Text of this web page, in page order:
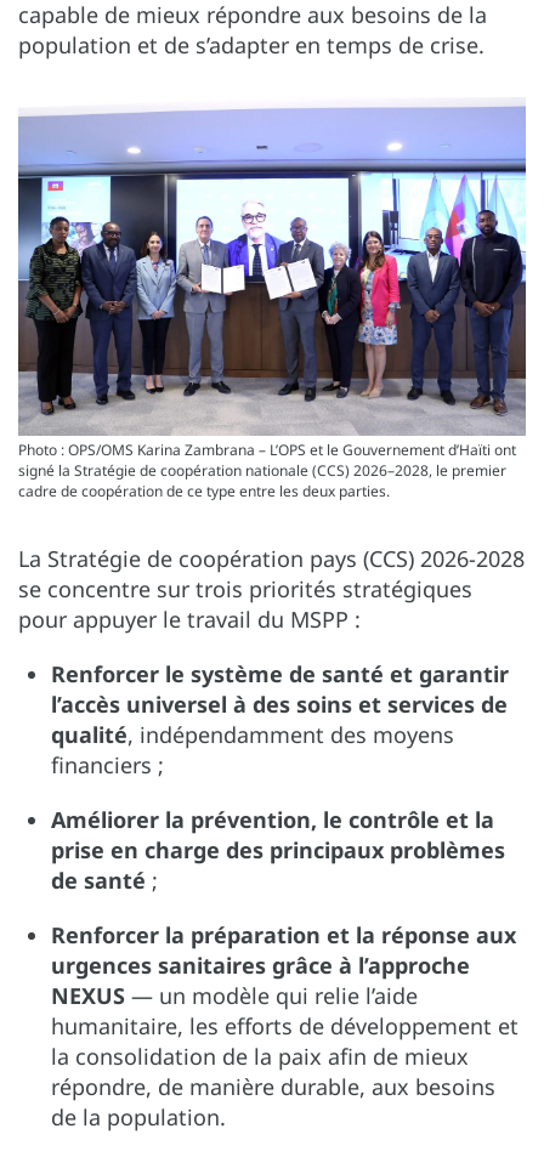
capable de mieux répondre aux besoins de la
population et de s’adapter en temps de crise.
Photo : OPS/OMS Karina Zambrana – L’OPS et le Gouvernement d’Haïti ont
signé la Stratégie de coopération nationale (CCS) 2026–2028, le premier
cadre de coopération de ce type entre les deux parties.
La Stratégie de coopération pays (CCS) 2026-2028
se concentre sur trois priorités stratégiques
pour appuyer le travail du MSPP :
Renforcer le système de santé et garantir
l’accès universel à des soins et services de
qualité, indépendamment des moyens
financiers ;
Améliorer la prévention, le contrôle et la
prise en charge des principaux problèmes
de santé ;
Renforcer la préparation et la réponse aux
urgences sanitaires grâce à l’approche
NEXUS — un modèle qui relie l’aide
humanitaire, les efforts de développement et
la consolidation de la paix afin de mieux
répondre, de manière durable, aux besoins
de la population.